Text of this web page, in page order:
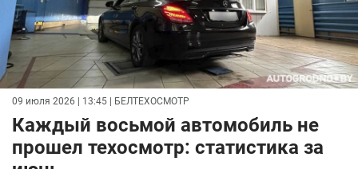
09 июля 2026 | 13:45 | БЕЛТЕХОСМОТР
Каждый восьмой автомобиль не
прошел техосмотр: статистика за